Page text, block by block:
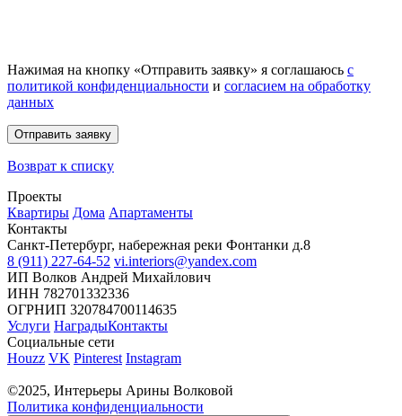
Нажимая на кнопку «Отправить заявку» я соглашаюсь с
политикой конфиденциальности и согласием на обработку
данных
Отправить заявку
Возврат к списку
Проекты
Квартиры Дома Апартаменты
Контакты
Санкт-Петербург, набережная реки Фонтанки д.8
8 (911) 227-64-52 vi.interiors@yandex.com
ИП Волков Андрей Михайлович
ИНН 782701332336
ОГРНИП 320784700114635
Услуги НаградыКонтакты
Социальные сети
Houzz VK Pinterest Instagram
©2025, Интерьеры Арины Волковой
Политика конфиденциальности